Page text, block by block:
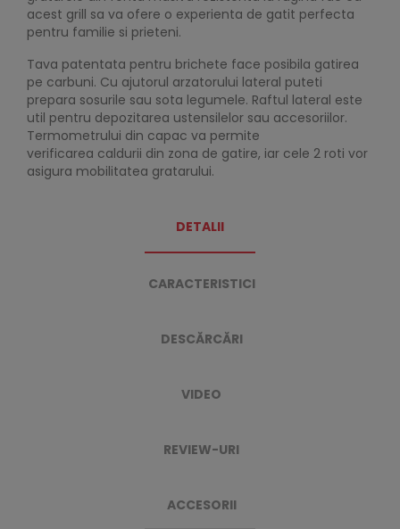
acest grill sa va ofere o experienta de gatit perfecta
pentru familie si prieteni.
Tava patentata pentru brichete face posibila gatirea
pe carbuni. Cu ajutorul arzatorului lateral puteti
prepara sosurile sau sota legumele. Raftul lateral este
util pentru depozitarea ustensilelor sau accesoriilor.
Termometrului din capac va permite
verificarea caldurii din zona de gatire, iar cele 2 roti vor
asigura mobilitatea gratarului.
DETALII
CARACTERISTICI
DESCĂRCĂRI
VIDEO
REVIEW-URI
ACCESORII